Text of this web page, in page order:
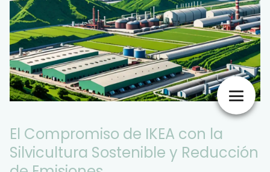
El Compromiso de IKEA con la
Silvicultura Sostenible y Reducción